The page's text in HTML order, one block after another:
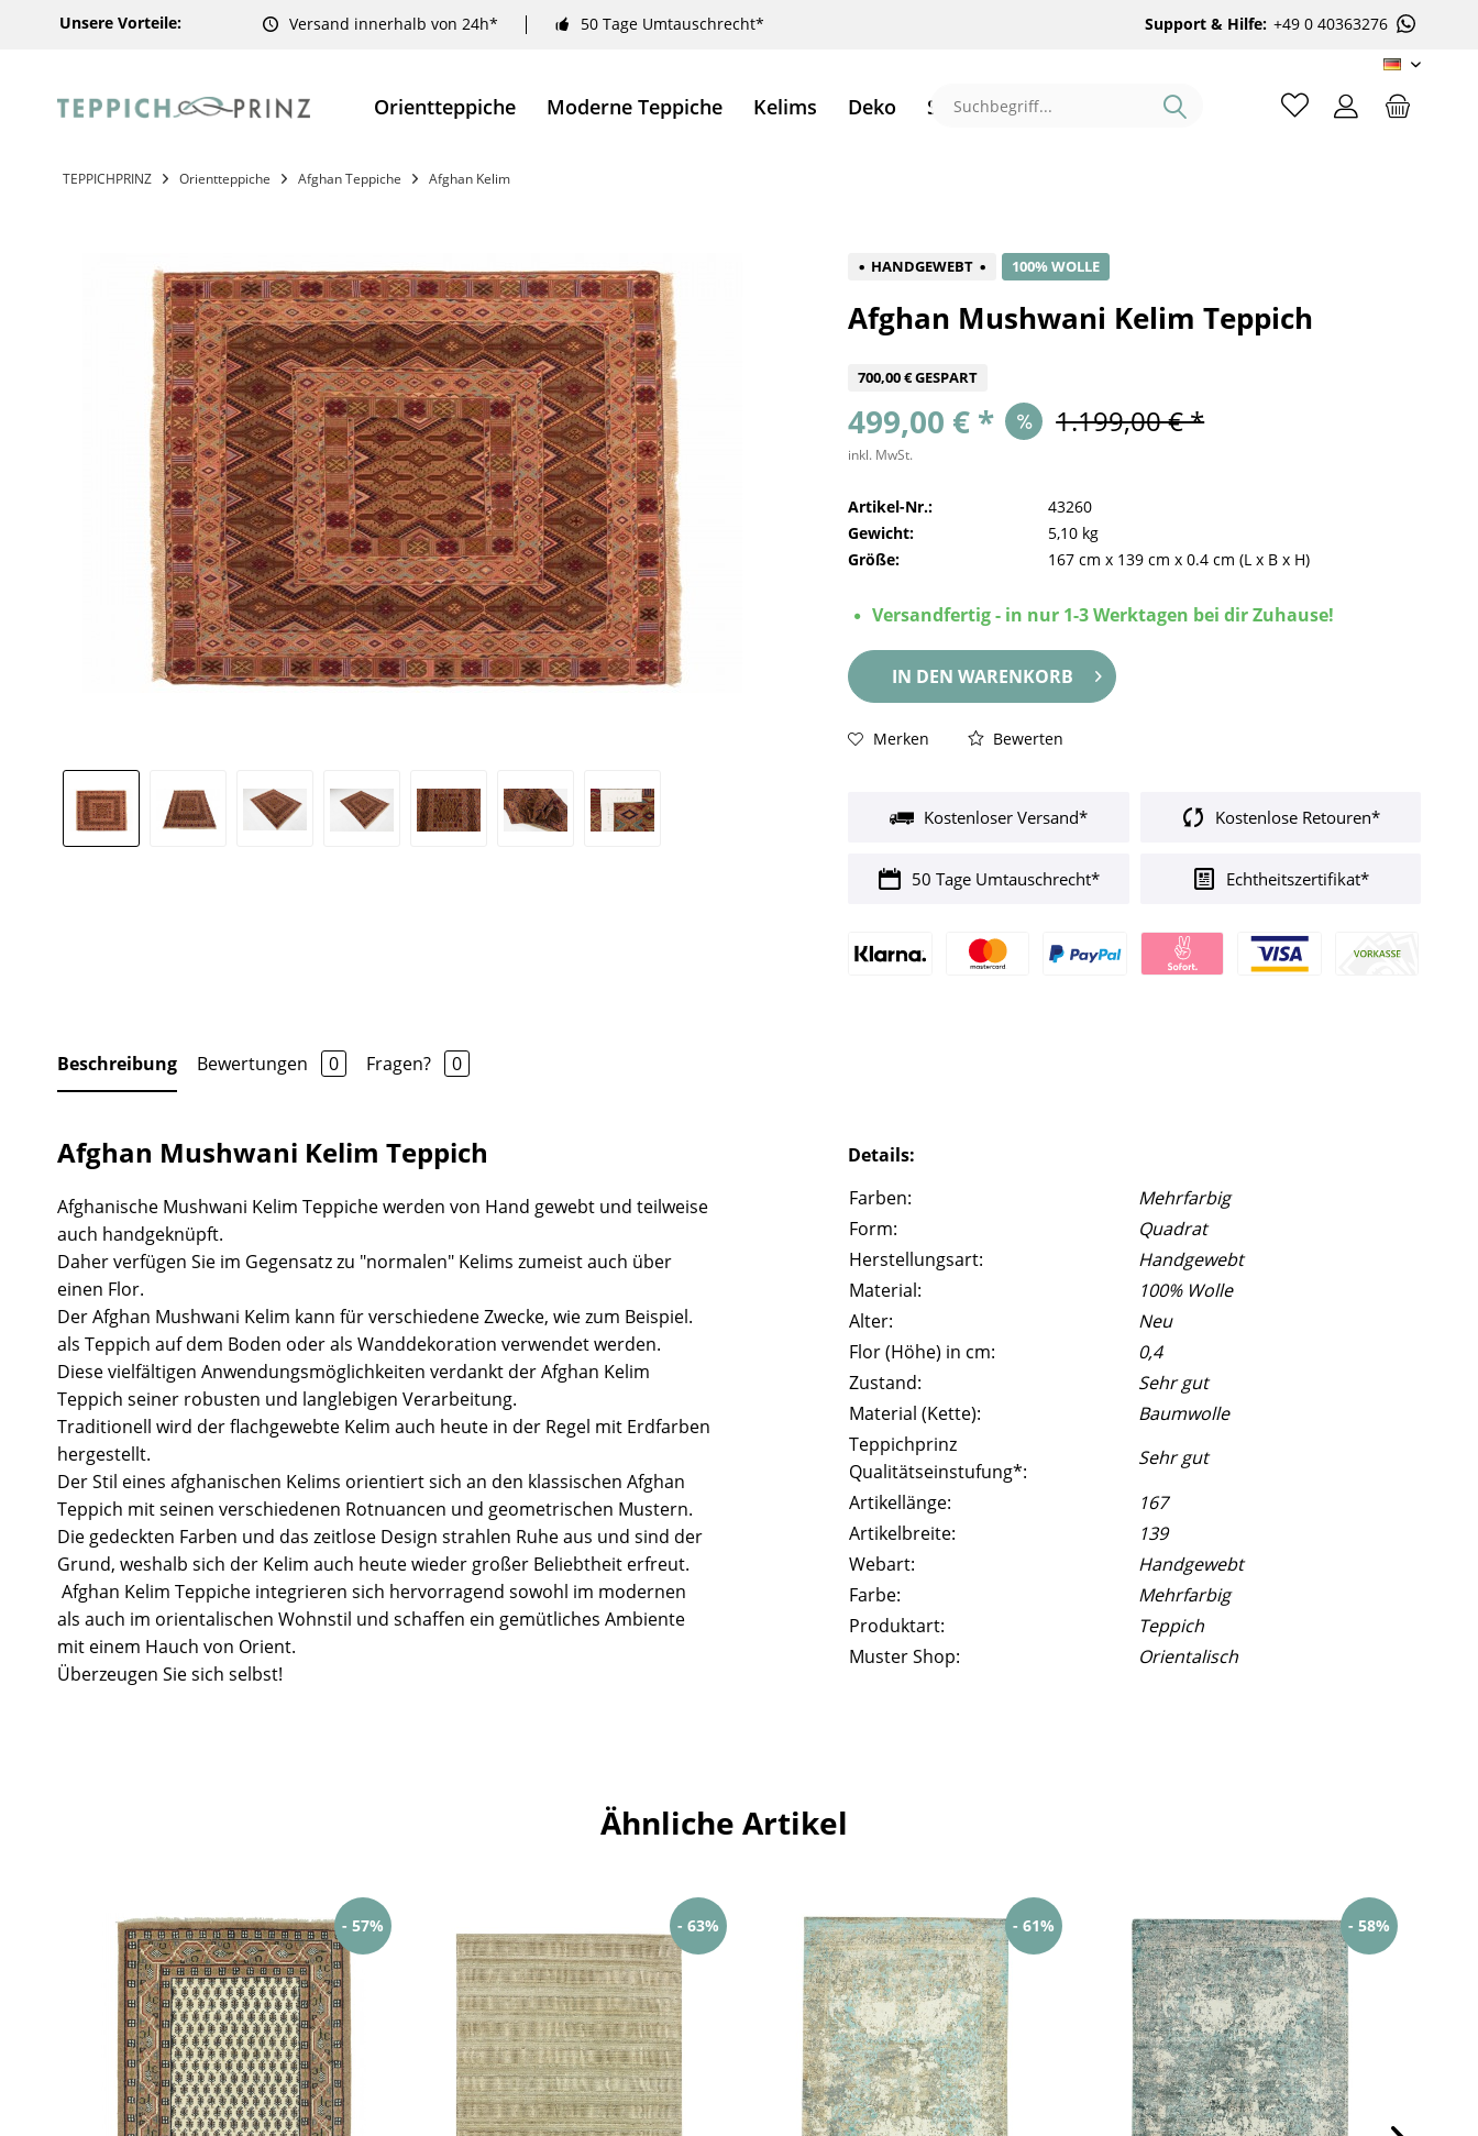
Unsere Vorteile: Versand innerhalb von 24h* 50 Tage Umtauschrecht* Support & Hilfe: +49 0 40363276
DE
Orientteppiche Moderne Teppiche Kelims Deko Sale %
TEPPICHPRINZ Orientteppiche Afghan Teppiche Afghan Kelim
HANDGEWEBT 100% WOLLE
Afghan Mushwani Kelim Teppich
700,00 € GESPART
499,00 € * 1.199,00 € *
inkl. MwSt.
Artikel-Nr.:
43260
Gewicht:
5,10 kg
Größe:
167 cm x 139 cm x0.4 cm (L x B x H)
Versandfertig - in nur 1-3 Werktagen bei dir Zuhause!
IN DEN WARENKORB
Merken Bewerten
Kostenloser Versand* Kostenlose Retouren*
50 Tage Umtauschrecht* Echtheitszertifikat*
Beschreibung Bewertungen 0 Fragen? 0
Afghan Mushwani Kelim Teppich
Afghanische Mushwani Kelim Teppiche werden von Hand gewebt und teilweise
auch handgeknüpft.
Daher verfügen Sie im Gegensatz zu "normalen" Kelims zumeist auch über
einen Flor.
Der Afghan Mushwani Kelim kann für verschiedene Zwecke, wie zum Beispiel.
als Teppich auf dem Boden oder als Wanddekoration verwendet werden.
Diese vielfältigen Anwendungsmöglichkeiten verdankt der Afghan Kelim
Teppich seiner robusten und langlebigen Verarbeitung.
Traditionell wird der flachgewebte Kelim auch heute in der Regel mit Erdfarben
hergestellt.
Der Stil eines afghanischen Kelims orientiert sich an den klassischen Afghan
Teppich mit seinen verschiedenen Rotnuancen und geometrischen Mustern.
Die gedeckten Farben und das zeitlose Design strahlen Ruhe aus und sind der
Grund, weshalb sich der Kelim auch heute wieder großer Beliebtheit erfreut.
Afghan Kelim Teppiche integrieren sich hervorragend sowohl im modernen
als auch im orientalischen Wohnstil und schaffen ein gemütliches Ambiente
mit einem Hauch von Orient.
Überzeugen Sie sich selbst!
Details:
Farben:
Mehrfarbig
Form:
Quadrat
Herstellungsart:
Handgewebt
Material:
100% Wolle
Alter:
Neu
Flor (Höhe) in cm:
0,4
Zustand:
Sehr gut
Material (Kette):
Baumwolle
Teppichprinz
Qualitätseinstufung*:
Sehr gut
Artikellänge:
167
Artikelbreite:
139
Webart:
Handgewebt
Farbe:
Mehrfarbig
Produktart:
Teppich
Muster Shop:
Orientalisch
Ähnliche Artikel
- 57% - 63% - 61% - 58%